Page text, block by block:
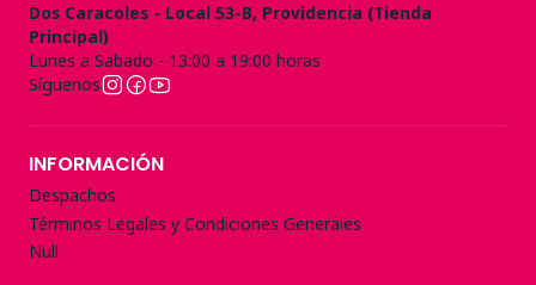
Dos Caracoles - Local 53-B, Providencia (Tienda
Principal)
Lunes a Sabado - 13:00 a 19:00 horas
Síguenos
INFORMACIÓN
Despachos
Términos Legales y Condiciones Generales
Null